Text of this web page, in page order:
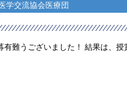
学交流協会医療団
難うございました！ 結果は、